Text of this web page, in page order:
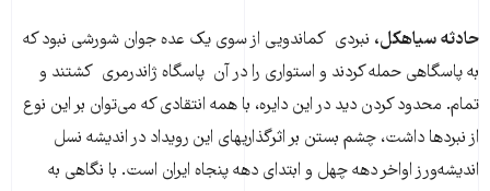
حادثه سیاهکل، نبردی کماندویی از سوی یک عده جوان شورشی نبود که
به پاسگاهی حمله کردند و استواری را در آن پاسگاه ژاندرمری کشتند و
تمام. محدود کردن دید در این دایره، با همه انتقادی که می‌توان بر این نوع
از نبردها داشت، چشم بستن بر اثرگذاریهای این رویداد در اندیشه‌ نسل
اندیشه‌ورز اواخر دهه چهل و ابتدای دهه پنجاه ایران است. با نگاهی به